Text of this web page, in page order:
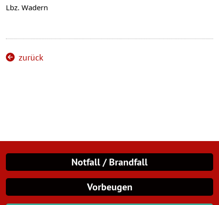
Lbz. Wadern
zurück
Notfall / Brandfall
Vorbeugen